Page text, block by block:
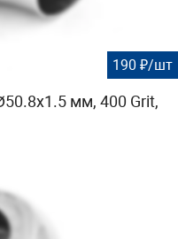
190 ₽/шт
мм, 400 Grit,